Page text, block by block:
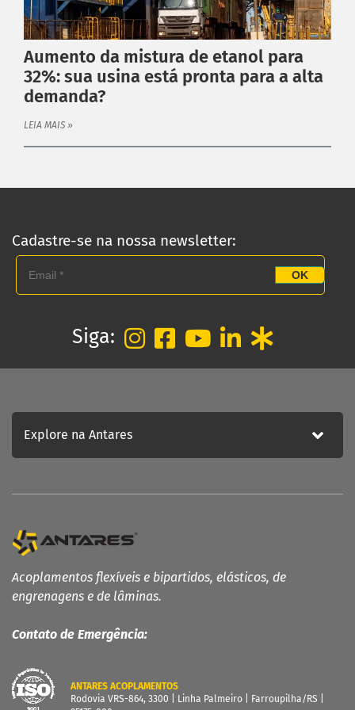
Aumento da mistura de etanol para
32%: sua usina está pronta para a alta
demanda?
LEIA MAIS »
Cadastre-se na nossa newsletter:
OK
Siga:
Acoplamentos flexíveis e bipartidos, elásticos, de
engrenagens e de lâminas.
Contato de Emergência:
ANTARES ACOPLAMENTOS
Rodovia VRS-864, 3300 | Linha Palmeiro | Farroupilha/RS |
Explore na Antares
Catálogo
Dimensione seu acoplamento
Central de Downloads
INSTITUCIONAL
Distribuidores
Orçamento
ATENDIMENTO
Fale conosco
Trabalhe Conosco